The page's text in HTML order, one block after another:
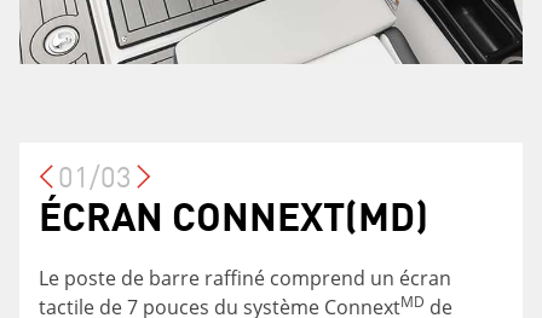
ÉCRAN CONNEXT(MD)
Le poste de barre raffiné comprend un écran
tactile de 7 pouces du système ConnextMD de
TOUR INCLINÉE VERS
L'AVANT
COMPARTIMENT DE
RANGEMENT
01/03